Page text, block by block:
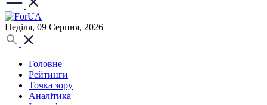
Неділя, 09 Серпня, 2026
Головне
Рейтинги
Точка зору
Аналітика